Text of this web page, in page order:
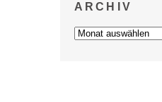
ARCHIV
Archiv